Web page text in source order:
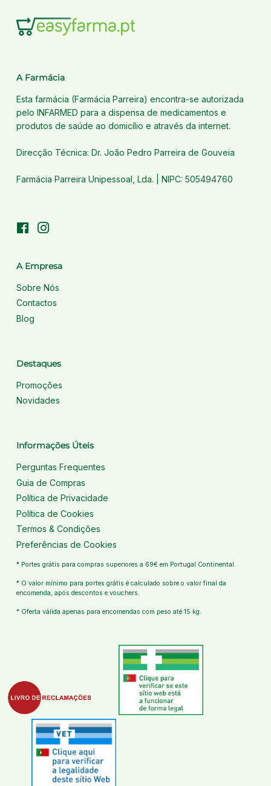
A Farmácia
Esta farmácia (Farmácia Parreira) encontra-se autorizada
pelo INFARMED para a dispensa de medicamentos e
produtos de saúde ao domicílio e através da internet.
Direcção Técnica: Dr. João Pedro Parreira de Gouveia
Farmácia Parreira Unipessoal, Lda. | NIPC: 505494760
Facebook
A Empresa
Sobre Nós
Contactos
Blog
Destaques
Promoções
Novidades
Informações Úteis
Perguntas Frequentes
Guia de Compras
Política de Privacidade
Política de Cookies
Termos & Condições
Preferências de Cookies
* Portes grátis para compras superiores a 69€ em Portugal Continental.
* O valor mínimo para portes grátis é calculado sobre o valor final da
encomenda, após descontos e vouchers.
* Oferta válida apenas para encomendas com peso até 15 kg.